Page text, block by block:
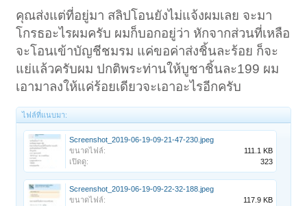
คุณส่งแต่ที่อยู่มา สลิปโอนยังไม่แจ้งผมเลย จะมา
โกรธอะไรผมครับ ผมก็บอกอยู่ว่า หักจากส่วนที่เหลือ
จะโอนเข้าบัญชีชมรม แค่ขอค่าส่งชิ้นละร้อย ก็จะ
แย่แล้วครับผม ปกติพระท่านให้บูชาชิ้นละ199 ผม
เอามาลงให้แค่ร้อยเดียวจะเอาอะไรอีกครับ
ไฟล์ที่แนบมา:
Screenshot_2019-06-19-09-21-47-230.jpeg
ขนาดไฟล์:
111.1 KB
เปิดดู:
323
Screenshot_2019-06-19-09-22-32-188.jpeg
ขนาดไฟล์:
117.9 KB